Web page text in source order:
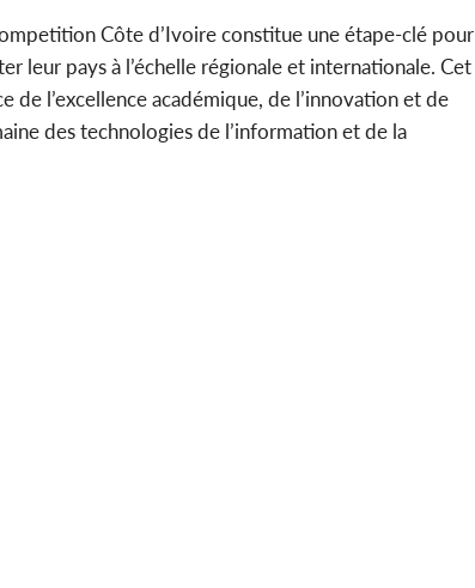
Côte d’Ivoire constitue une étape-clé pour
leur pays à l’échelle régionale et internationale. Cet
de l’excellence académique, de l’innovation et de
des technologies de l’information et de la